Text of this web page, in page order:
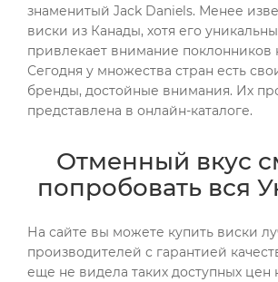
знаменитый Jack Daniels. Менее
виски из Канады, хотя его
привлекает внимание поклонников
Сегодня у множества стран есть
бренды, достойные внимания. Их
представлена в онлайн-каталоге.
Отменный вкус
попробовать вся
На сайте вы можете купить виски
производителей с гарантией
еще не видела таких доступных цен